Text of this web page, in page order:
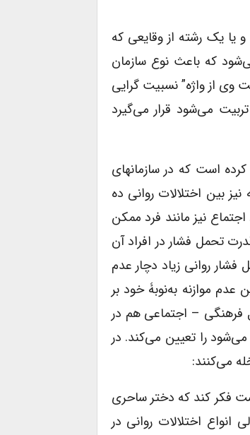
یا یک رشته از وقایعی که
که باعث نوع سازمان
وی از واژه” نسبیت گرایی
می‌شود قرار می‌گیرد
است که در سازمانهای
بین اختلالات روانی ده
نیز مانند فرد ممکن
تحمل فشار در افراد آن
روانی زیاد دچار عدم
عدم موازنه به‌نوبۀ خود بر
فرهنگی – اجتماعی هم در
می‌شود را تعیین می‌کند. در
می‌کنند:
فکر کند که دختر ساحری
اختلالات روانی در